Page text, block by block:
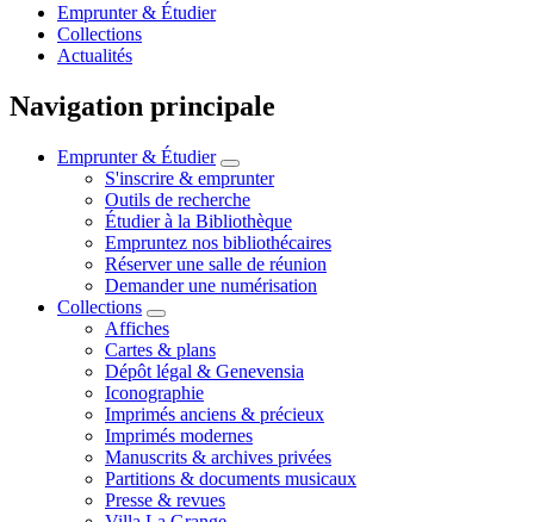
Emprunter & Étudier
Collections
Actualités
Navigation principale
Emprunter & Étudier
S'inscrire & emprunter
Outils de recherche
Étudier à la Bibliothèque
Empruntez nos bibliothécaires
Réserver une salle de réunion
Demander une numérisation
Collections
Affiches
Cartes & plans
Dépôt légal & Genevensia
Iconographie
Imprimés anciens & précieux
Imprimés modernes
Manuscrits & archives privées
Partitions & documents musicaux
Presse & revues